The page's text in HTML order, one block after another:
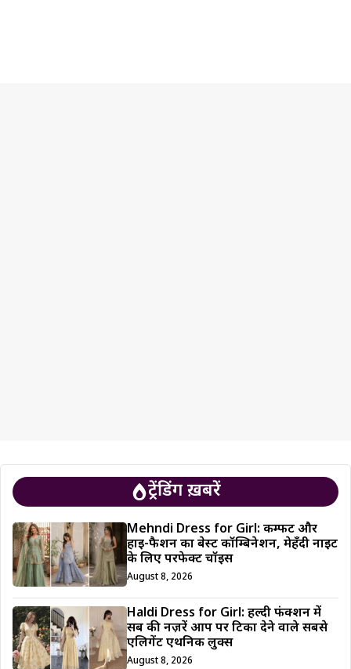
ट्रेंडिंग ख़बरें
Mehndi Dress for Girl: कम्फर्ट और
हाई-फैशन का बेस्ट कॉम्बिनेशन, मेहँदी नाइट
के लिए परफेक्ट चॉइस
August 8, 2026
Haldi Dress for Girl: हल्दी फंक्शन में
सब की नज़रें आप पर टिका देने वाले सबसे
एलिगेंट एथनिक लुक्स
August 8, 2026